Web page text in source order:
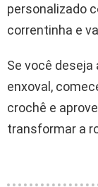
personalizado
correntinha e
Se você deseja
enxoval,
crochê e
transformar a